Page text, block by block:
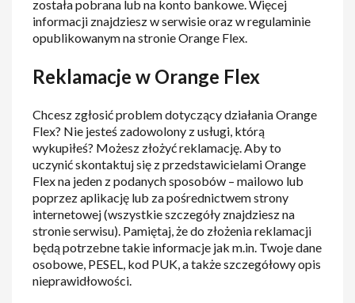
została pobrana lub na konto bankowe. Więcej
informacji znajdziesz w serwisie oraz w regulaminie
opublikowanym na stronie Orange Flex.
Reklamacje w Orange Flex
Chcesz zgłosić problem dotyczący działania Orange
Flex? Nie jesteś zadowolony z usługi, którą
wykupiłeś? Możesz złożyć reklamację. Aby to
uczynić skontaktuj się z przedstawicielami Orange
Flex na jeden z podanych sposobów – mailowo lub
poprzez aplikację lub za pośrednictwem strony
internetowej (wszystkie szczegóły znajdziesz na
stronie serwisu). Pamiętaj, że do złożenia reklamacji
będą potrzebne takie informacje jak m.in. Twoje dane
osobowe, PESEL, kod PUK, a także szczegółowy opis
nieprawidłowości.